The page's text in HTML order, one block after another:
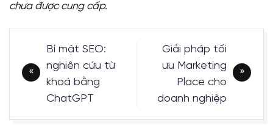
chưa được cung cấp.
hướng
bài
Bí mật SEO:
nghiên cứu từ
khoá bằng
ChatGPT
Giải pháp tối
ưu Marketing
Place cho
doanh nghiệp